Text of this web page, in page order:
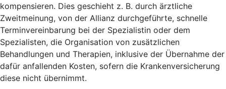
kompensieren. Dies geschieht z. B. durch ärztliche
Zweitmeinung, von der Allianz durchgeführte, schnelle
Terminvereinbarung bei der Spezialistin oder dem
Spezialisten, die Organisation von zusätzlichen
Behandlungen und Therapien, inklusive der Übernahme der
dafür anfallenden Kosten, sofern die Krankenversicherung
diese nicht übernimmt.